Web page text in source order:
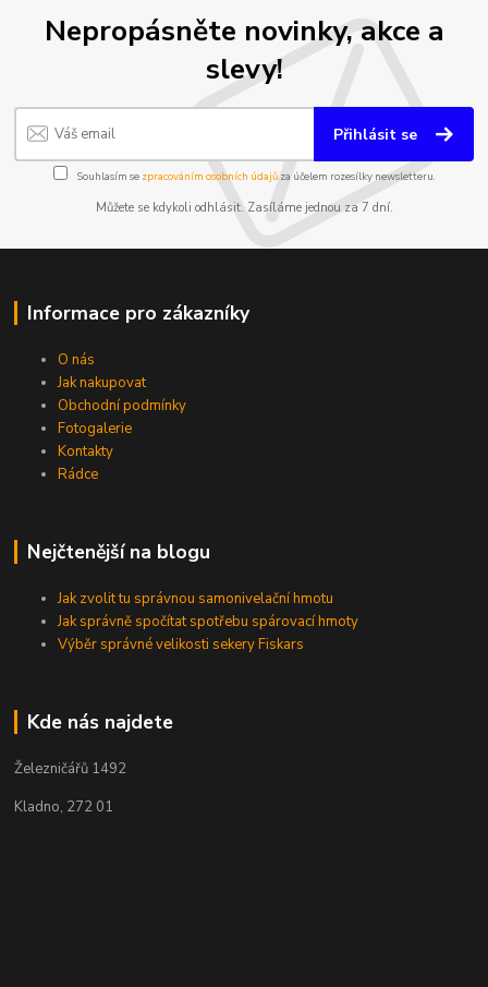
Nepropásněte novinky, akce a
slevy!
Přihlásit se
Souhlasím se zpracováním osobních údajůza účelem rozesílky newsletteru.
Můžete se kdykoli odhlásit. Zasíláme jednou za 7 dní.
Informace pro zákazníky
O nás
Jak nakupovat
Obchodní podmínky
Fotogalerie
Kontakty
Rádce
Nejčtenější na blogu
Jak zvolit tu správnou samonivelační hmotu
Jak správně spočítat spotřebu spárovací hmoty
Výběr správné velikosti sekery Fiskars
Kde nás najdete
Železničářů 1492
Kladno, 272 01